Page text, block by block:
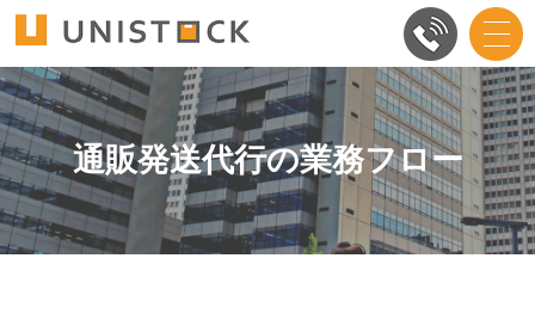
通販発送代行の業務フロー